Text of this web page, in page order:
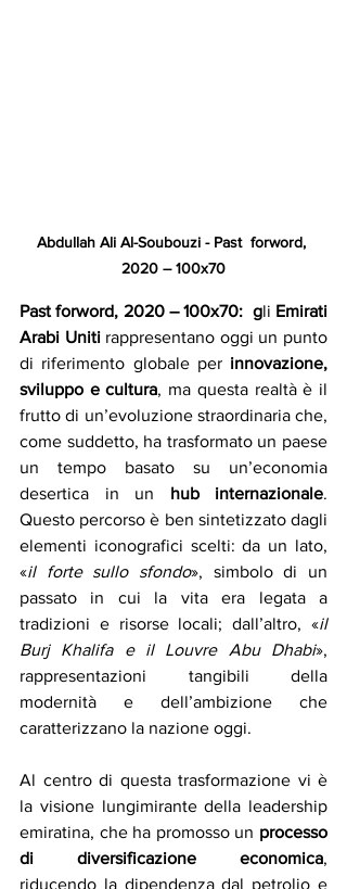
Abdullah Ali Al-Soubouzi - Past  forword,
2020 – 100x70
Past forword, 2020 – 100x70:  gli Emirati
Arabi Uniti rappresentano oggi un punto
di riferimento globale per innovazione,
sviluppo e cultura, ma questa realtà è il
frutto di un’evoluzione straordinaria che,
come suddetto, ha trasformato un paese
un tempo basato su un’economia
desertica in un hub internazionale.
Questo percorso è ben sintetizzato dagli
elementi iconografici scelti: da un lato,
«il forte sullo sfondo», simbolo di un
passato in cui la vita era legata a
tradizioni e risorse locali; dall’altro, «il
Burj Khalifa e il Louvre Abu Dhabi»,
rappresentazioni tangibili della
modernità e dell’ambizione che
caratterizzano la nazione oggi.
Al centro di questa trasformazione vi è
la visione lungimirante della leadership
emiratina, che ha promosso un processo
di diversificazione economica,
riducendo la dipendenza dal petrolio e